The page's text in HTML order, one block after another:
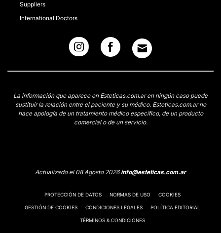
Suppliers
International Doctors
La información que aparece en Esteticas.com.ar en ningún caso puede
sustituir la relación entre el paciente y su médico. Esteticas.com.ar no
hace apología de un tratamiento médico específico, de un producto
comercial o de un servicio.
Actualizado el 08 Agosto 2026info@esteticas.com.ar
PROTECCIÓN DE DATOS NORMAS DE USO COOKIES
GESTIÓN DE COOKIES CONDICIONES LEGALES POLÍTICA EDITORIAL
TÉRMINOS & CONDICIONES